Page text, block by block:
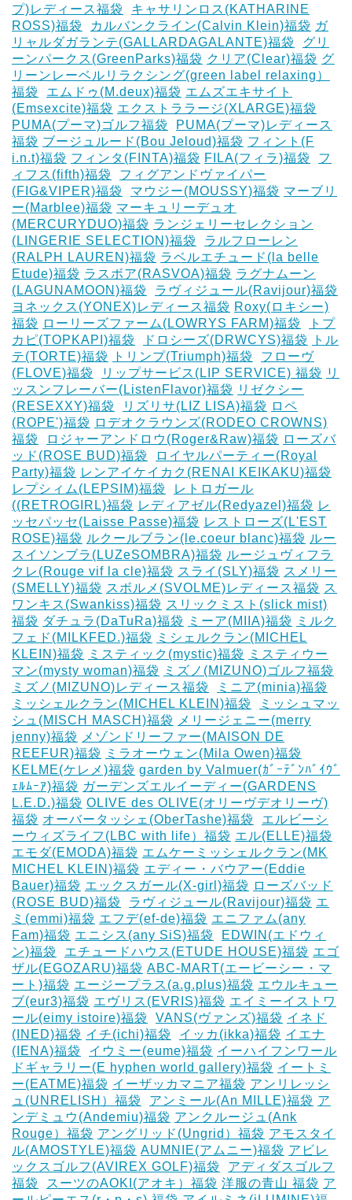
プ)レディース福袋
キャサリンロス(KATHARINE
ROSS)福袋
カルバンクライン(Calvin Klein)福袋 ガ
リャルダガランテ(GALLARDAGALANTE)福袋
グリ
ーンパークス(GreenParks)福袋 クリア(Clear)福袋 グ
リーンレーベルリラクシング(green label relaxing）
福袋
エムドゥ(M.deux)福袋 エムズエキサイト
(Emsexcite)福袋 エクストララージ(XLARGE)福袋
PUMA(プーマ)ゴルフ福袋
PUMA(プーマ)レディース
福袋 ブージュルード(Bou Jeloud)福袋 フィント(F
i.n.t)福袋 フィンタ(FINTA)福袋 ‎FILA(フィラ)福袋
フ
ィフス(fifth)福袋
フィグアンドヴァイパー
(FIG&VIPER)福袋
マウジー(MOUSSY)福袋 マーブリ
ー(Marblee)福袋 マーキュリーデュオ
(MERCURYDUO)福袋 ランジェリーセレクション
(LINGERIE SELECTION)福袋
ラルフローレン
(RALPH LAUREN)福袋 ラベルエチュード(la belle
Etude)福袋 ラスボア(RASVOA)福袋 ラグナムーン
(LAGUNAMOON)福袋
ラヴィジュール(Ravijour)福袋
ヨネックス(YONEX)レディース福袋 Roxy(ロキシー)
福袋 ローリーズファーム(LOWRYS FARM)福袋
トプ
カピ(TOPKAPI)福袋
ドロシーズ(DRWCYS)福袋
トル
テ(TORTE)福袋
トリンプ(Triumph)福袋
フローヴ
(FLOVE)福袋
リップサービス(LIP SERVICE) 福袋 リ
ッスンフレーバー(ListenFlavor)福袋 リゼクシー
(RESEXXY)福袋
リズリサ(LIZ LISA)福袋 ロペ
(ROPE')福袋 ロデオクラウンズ(RODEO CROWNS)
福袋
ロジャーアンドロウ(Roger&Raw)福袋 ローズバ
ッド(ROSE BUD)福袋
ロイヤルパーティー(Royal
Party)福袋 レンアイケイカク(RENAI KEIKAKU)福袋
レプシィム(LEPSIM)福袋
レトロガール
((RETROGIRL)福袋 レディアゼル(Redyazel)福袋 レ
ッセパッセ(Laisse Passe)福袋 レストローズ(L'EST
ROSE)福袋 ルクールブラン(le.coeur blanc)福袋 ルー
スイソンブラ(LUZeSOMBRA)福袋 ルージュヴィフラ
クレ(Rouge vif la cle)福袋 スライ(SLY)福袋 スメリー
(SMELLY)福袋 スボルメ(SVOLME)レディース福袋 ス
ワンキス(Swankiss)福袋 スリックミスト(slick mist)
福袋 ダチュラ(DaTuRa)福袋 ‎ミーア(MIIA)福袋
ミルク
フェド(MILKFED.)福袋
ミシェルクラン(MICHEL
KLEIN)福袋
ミスティック(mystic)福袋
ミスティウー
マン(mysty woman)福袋
ミズノ(MIZUNO)ゴルフ福袋
ミズノ(MIZUNO)レディース福袋
ミニア(minia)福袋
ミッシェルクラン(MICHEL KLEIN)福袋
ミッシュマッ
シュ(MISCH MASCH)福袋
メリージェニー(merry
jenny)福袋
メゾンドリーファー(MAISON DE
REEFUR)福袋
ミラオーウェン(Mila Owen)福袋
KELME(ケレメ)福袋 ‎garden by Valmuer(ｶﾞｰﾃﾞﾝﾊﾞｲｳﾞ
ｪﾙﾑｰｱ)福袋 ガーデンズエルイーディー(GARDENS
L.E.D.)福袋 OLIVE des OLIVE(オリーヴデオリーヴ)
福袋 オーバータッシェ(OberTashe)福袋
エルビーシ
ーウィズライフ(LBC with life）福袋 エル(ELLE)福袋
エモダ(EMODA)福袋 エムケーミッシェルクラン(MK
MICHEL KLEIN)福袋 エディー・バウアー(Eddie
Bauer)福袋 エックスガール(X-girl)福袋 ローズバッド
(ROSE BUD)福袋
ラヴィジュール(Ravijour)福袋 エ
ミ(emmi)福袋 エフデ(ef-de)福袋 エニファム(any
Fam)福袋 エニシス(any SiS)福袋
EDWIN(エドウィ
ン)福袋
エチュードハウス(ETUDE HOUSE)福袋 エゴ
ザル(EGOZARU)福袋 ABC-MART(エービーシー・マ
ート)福袋 エージープラス(a.g.plus)福袋 エウルキュー
ブ(eur3)福袋 エヴリス(EVRIS)福袋 エイミーイストワ
ール(eimy istoire)福袋
VANS(ヴァンズ)福袋 イネド
(INED)福袋 イチ(ichi)福袋 イッカ(ikka)福袋 イエナ
(IENA)福袋
イウミー(eume)福袋 イーハイフンワール
ドギャラリー(E hyphen world gallery)福袋 イートミ
ー(EATME)福袋 イーザッカマニア福袋 アンリレッシ
ュ(UNRELISH）福袋
アンミール(An MILLE)福袋 ア
ンデミュウ(Andemiu)福袋 アンクルージュ(Ank
Rouge）福袋 アングリッド(Ungrid）福袋 アモスタイ
ル(AMOSTYLE)福袋 AUMNIE(アムニー)福袋 アビレ
ックスゴルフ(AVIREX GOLF)福袋
アディダスゴルフ
福袋
スーツのAOKI(アオキ）福袋 洋服の青山 福袋 ア